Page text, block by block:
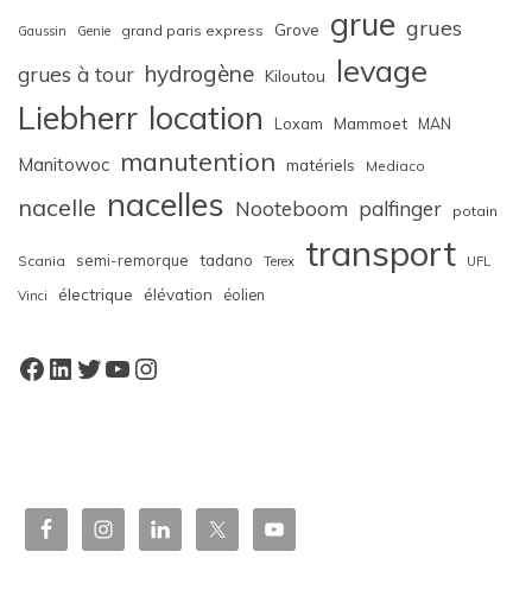
Gaussin Genie grand paris express Grove grue grues
grues à tour hydrogène Kiloutou levage
Liebherr location Loxam Mammoet MAN
Manitowoc manutention matériels Mediaco
nacelle nacelles Nooteboom palfinger potain
Scania semi-remorque tadano Terex transport UFL
Vinci électrique élévation éolien
Facebook
LinkedIn
Twitter
YouTube
Instagram